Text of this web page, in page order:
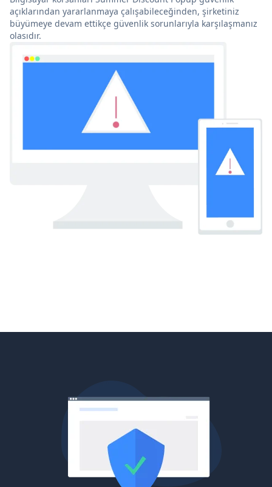
açıklarından yararlanmaya çalışabileceğinden, şirketiniz
büyümeye devam ettikçe güvenlik sorunlarıyla karşılaşmanız
olasıdır.